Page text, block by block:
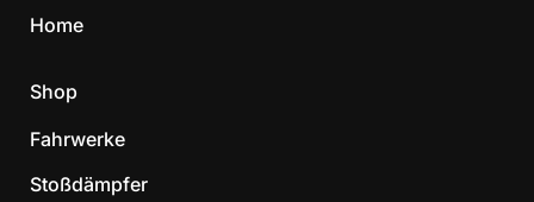
Home
Shop
Fahrwerke
Stoßdämpfer